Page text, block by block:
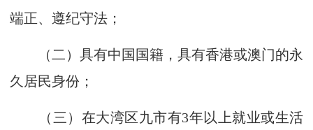
端正、遵纪守法；
（二）具有中国国籍，具有香港或澳门的永
久居民身份；
（三）在大湾区九市有3年以上就业或生活